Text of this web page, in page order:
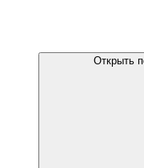
Открыть